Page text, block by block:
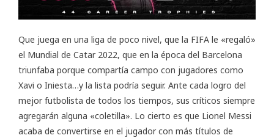
Que juega en una liga de poco nivel, que la FIFA le «regaló»
el Mundial de Catar 2022, que en la época del Barcelona
triunfaba porque compartía campo con jugadores como
Xavi o Iniesta…y la lista podría seguir. Ante cada logro del
mejor futbolista de todos los tiempos, sus críticos siempre
agregarán alguna «coletilla». Lo cierto es que Lionel Messi
acaba de convertirse en el jugador con más títulos de